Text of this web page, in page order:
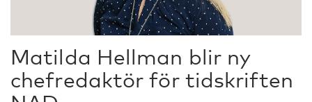
Matilda Hellman blir ny
chefredaktör för tidskriften